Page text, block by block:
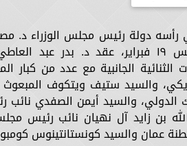
دولة رئيس مجلس الوزراء د.
لمجلس السلام بواشنطن يوم الخميس ١٩ فبراير،
الثنائية الجانبية مع عدد من كبار
والسيد ستيف ويتكوف
والسيد أيمن الصفدي نائب
بن زايد آل نهيان نائب رئيس مجلس
عمان والسيد كونستانتينوس